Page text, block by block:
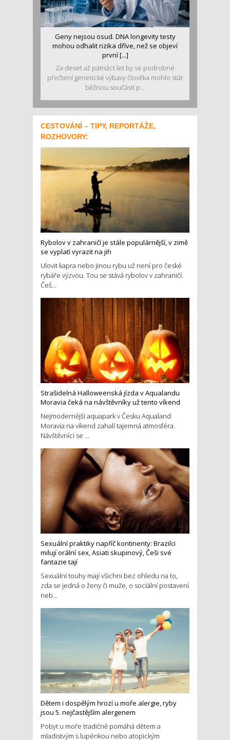
Geny nejsou osud. DNA longevity testy
mohou odhalit rizika dříve, než se objeví
první [...]
Za deset až patnáct let by se podrobné
přečtení genetické výbavy člověka mohlo stát
běžnou součástí p...
CESTOVÁNÍ – TIPY, REPORTÁŽE,
ROZHOVORY:
Rybolov v zahraničí je stále populárnější, v zimě
se vyplatí vyrazit na jih
Ulovit kapra nebo jinou rybu už není pro české
rybáře výzvou. Tou se stává rybolov v zahraničí.
Češ...
Strašidelná Halloweenská jízda v Aqualandu
Moravia čeká na návštěvníky už tento víkend
Nejmodernější aquapark v Česku Aqualand
Moravia na víkend zahalí tajemná atmosféra.
Návštěvníci se ...
Sexuální praktiky napříč kontinenty: Brazilci
milují orální sex, Asiati skupinový, Češi své
fantazie tají
Sexuální touhy mají všichni bez ohledu na to,
zda se jedná o ženy či muže, o sociální postavení
neb...
Dětem i dospělým hrozí u moře alergie, ryby
jsou 5. nejčastějším alergenem
Pobyt u moře tradičně pomáhá dětem a
mladistvým s lupénkou nebo atopickým